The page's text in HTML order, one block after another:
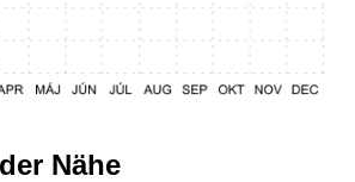
Nähe